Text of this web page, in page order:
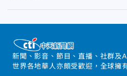
新聞、影音、節目、直播、社群及
世界各地華人亦頗受歡迎，全球擁